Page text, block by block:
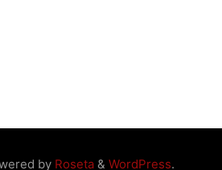
byRoseta& WordPress.